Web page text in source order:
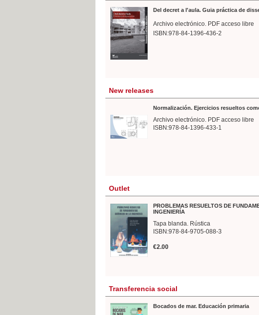
Del decret a l'aula. Guia práctica de
Archivo electrónico. PDF acceso libre
ISBN:978-84-1396-436-2
New releases
Normalización. Ejercicios resueltos
Archivo electrónico. PDF acceso libre
ISBN:978-84-1396-433-1
Outlet
PROBLEMAS RESUELTOS DE
INGENIERÍA
Tapa blanda. Rústica
ISBN:978-84-9705-088-3
€2.00
Transferencia social
Bocados de mar. Educación primaria